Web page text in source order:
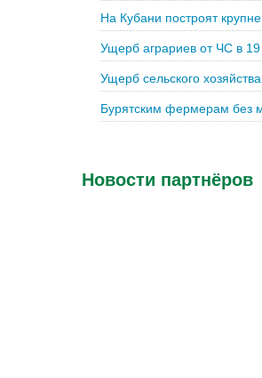
На Кубани построят
Ущерб аграриев от ЧС в
Ущерб сельского
Бурятским фермерам без
Новости партнёров